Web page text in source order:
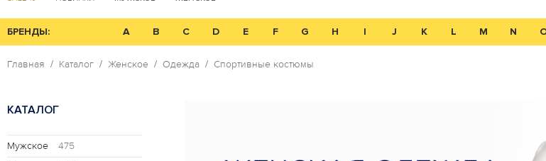
БРЕНДЫ: A B C D E F G H I J K L M N
Главная Каталог Женское Одежда Спортивные костюмы
КАТАЛОГ
Мужское
475